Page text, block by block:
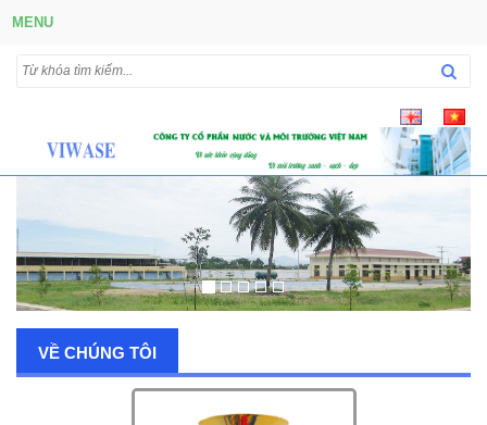
MENU
VỀ CHÚNG TÔI